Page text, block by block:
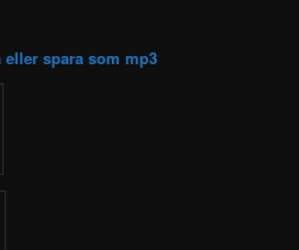
spara som mp3